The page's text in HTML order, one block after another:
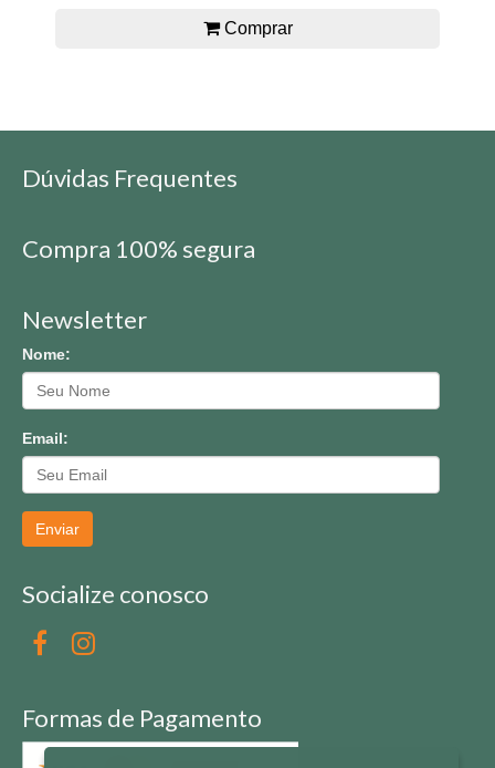
Comprar
Dúvidas Frequentes
Compra 100% segura
Newsletter
Nome:
Email:
Enviar
Socialize conosco
Formas de Pagamento